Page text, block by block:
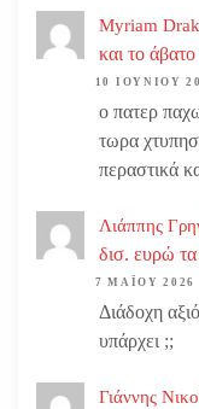
Myriam
και το άβατο
10 ΙΟΥΝΊΟΥ
ο πατερ
τωρα
περαστικά
Λιάππης
δισ. ευρώ
7 ΜΑΪ́ΟΥ 2026
Διάδοχη
υπάρχει ;;
Γιάννης